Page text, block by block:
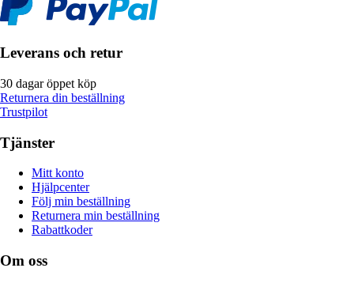
Leverans och retur
30 dagar öppet köp
Returnera din beställning
Trustpilot
Tjänster
Mitt konto
Hjälpcenter
Följ min beställning
Returnera min beställning
Rabattkoder
Om oss